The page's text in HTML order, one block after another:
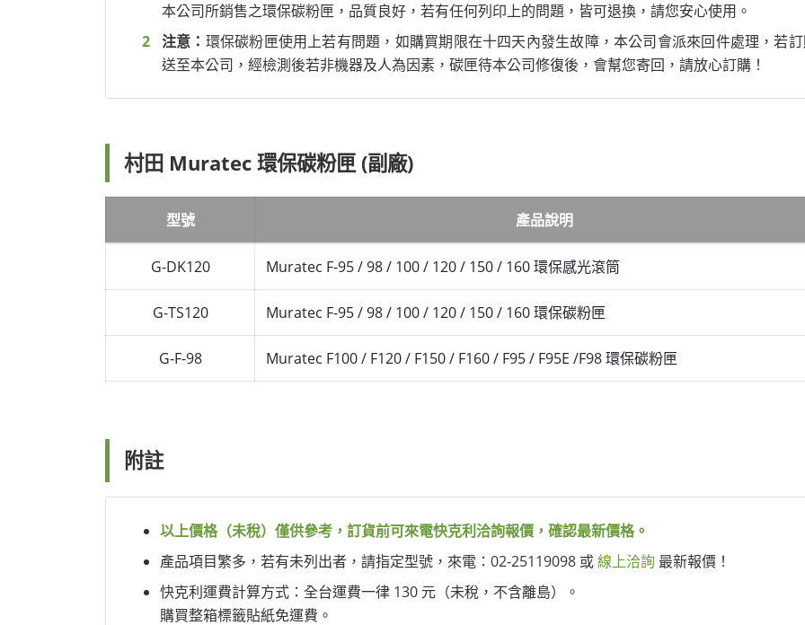
本公司所銷售之環保碳粉匣，品質良好，若有任何列印上的問題，皆可退換，請您安心使用。
注意： 環保碳粉匣使用上若有問題，如購買期限在十四天內發生故障，本公司會派來回件處理，若
送至本公司，經檢測後若非機器及人為因素，碳匣待本公司修復後，會幫您寄回，請放心訂購！
村田 Muratec 環保碳粉匣 (副廠)
型號 產品說明
G-DK120 Muratec F-95 / 98 / 100 / 120 / 150 / 160 環保感光滾筒
G-TS120 Muratec F-95 / 98 / 100 / 120 / 150 / 160 環保碳粉匣
G-F-98 Muratec F100 / F120 / F150 / F160 / F95 / F95E /F98 環保碳粉匣
附註
以上價格（未稅）僅供參考，訂貨前可來電快克利洽詢報價，確認最新價格。
產品項目繁多，若有未列出者，請指定型號，來電：02-25119098 或線上洽詢 最新報價！
快克利運費計算方式：全台運費一律 130 元（未稅，不含離島）。
購買整箱標籤貼紙免運費。